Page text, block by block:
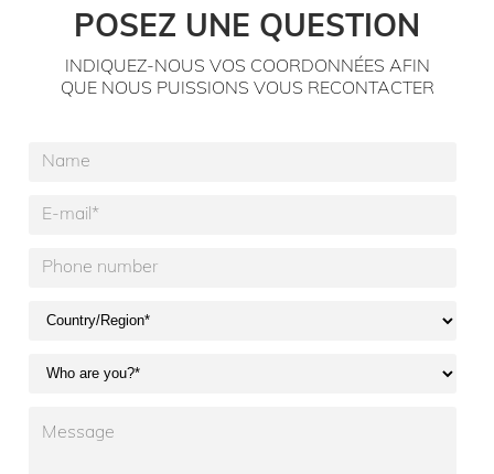
POSEZ UNE QUESTION
INDIQUEZ-NOUS VOS COORDONNÉES AFIN
QUE NOUS PUISSIONS VOUS RECONTACTER